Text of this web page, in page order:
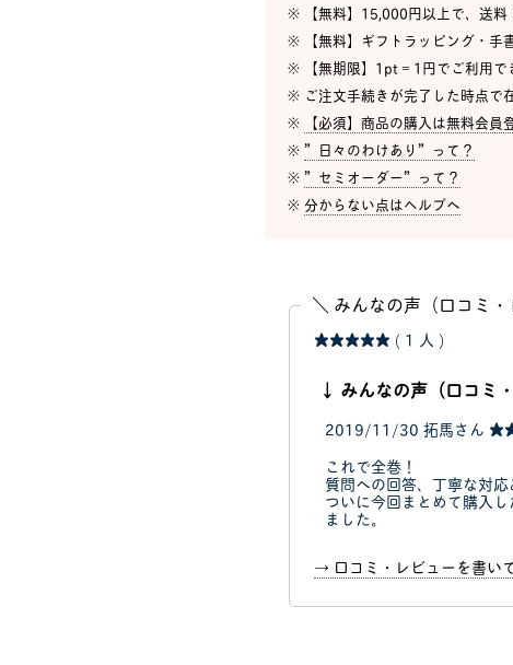
※ 【無料】15,000円以上で、送料
※ 【無料】ギフトラッピング・手
※ 【無期限】1pt = 1円でご利用で
※ ご注文手続きが完了した時点で
※ 【必須】商品の購入は無料会員
※ ”日々のわけあり”って？
※ ”セミオーダー”って？
※ 分からない点はヘルプへ
＼ みんなの声（口コミ
★★★★★ ( 1 人 )
↓ みんなの声（口コミ
2019/11/30 拓馬さん
これで全巻！
質問への回答、丁寧な対応
ついに今回まとめて購入
ました。
→ 口コミ・レビューを書い